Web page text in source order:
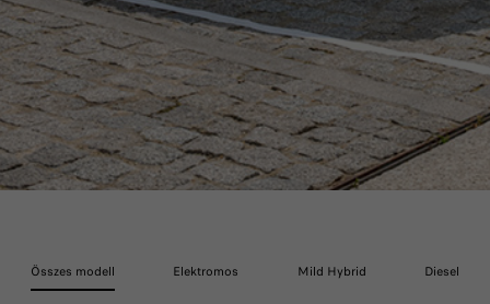
Összes modell Elektromos Mild Hybrid Diesel